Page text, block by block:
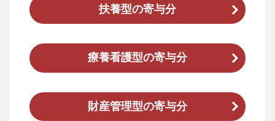
扶養型の寄与分
療養看護型の寄与分
財産管理型の寄与分